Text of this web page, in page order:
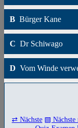
B Bürger Kane
C Dr Schiwago
D Vom Winde
⇄ Nächste ▧ Nächste